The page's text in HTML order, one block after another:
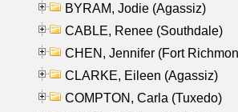
BYRAM, Jodie (Agassiz)
CABLE, Renee (Southdale)
CHEN, Jennifer (Fort
CLARKE, Eileen (Agassiz)
COMPTON, Carla (Tuxedo)